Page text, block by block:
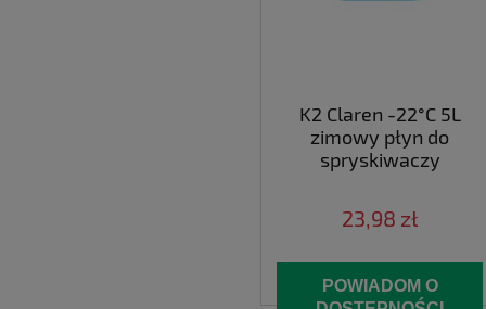
K2 Claren -22°C 5L
zimowy płyn do
spryskiwaczy
23,98 zł
POWIADOM O